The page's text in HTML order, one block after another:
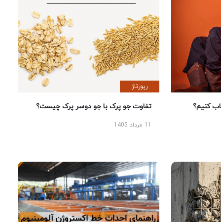
کنیم؟
رپورتاژ
تفاوت جو پرک با جو دوسر پرک چیست؟